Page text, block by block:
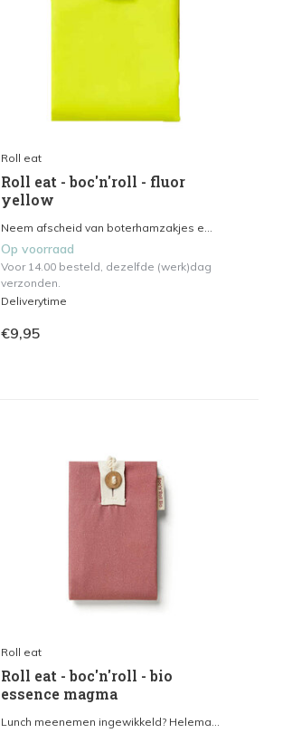
Roll eat
Roll eat - boc'n'roll - fluor
yellow
Neem afscheid van boterhamzakjes e...
Op voorraad
Voor 14.00 besteld, dezelfde (werk)dag
verzonden.
Deliverytime
€9,95
Roll eat
Roll eat - boc'n'roll - bio
essence magma
Lunch meenemen ingewikkeld? Helema...